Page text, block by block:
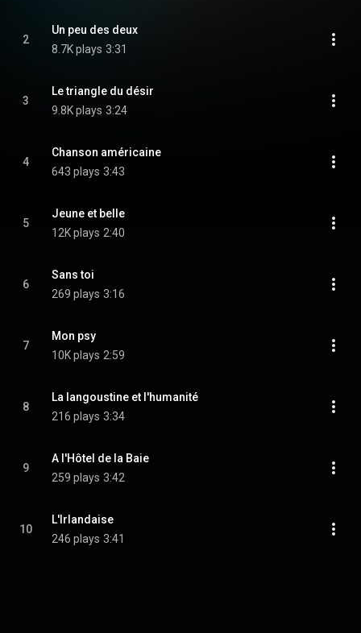
2
Un peu des deux
8.7K plays 3:31
3
Le triangle du désir
9.8K plays 3:24
4
Chanson américaine
643 plays 3:43
5
Jeune et belle
12K plays 2:40
6
Sans toi
269 plays 3:16
7
Mon psy
10K plays 2:59
8
La langoustine et l'humanité
216 plays 3:34
9
A l'Hôtel de la Baie
259 plays 3:42
10
L'Irlandaise
246 plays 3:41